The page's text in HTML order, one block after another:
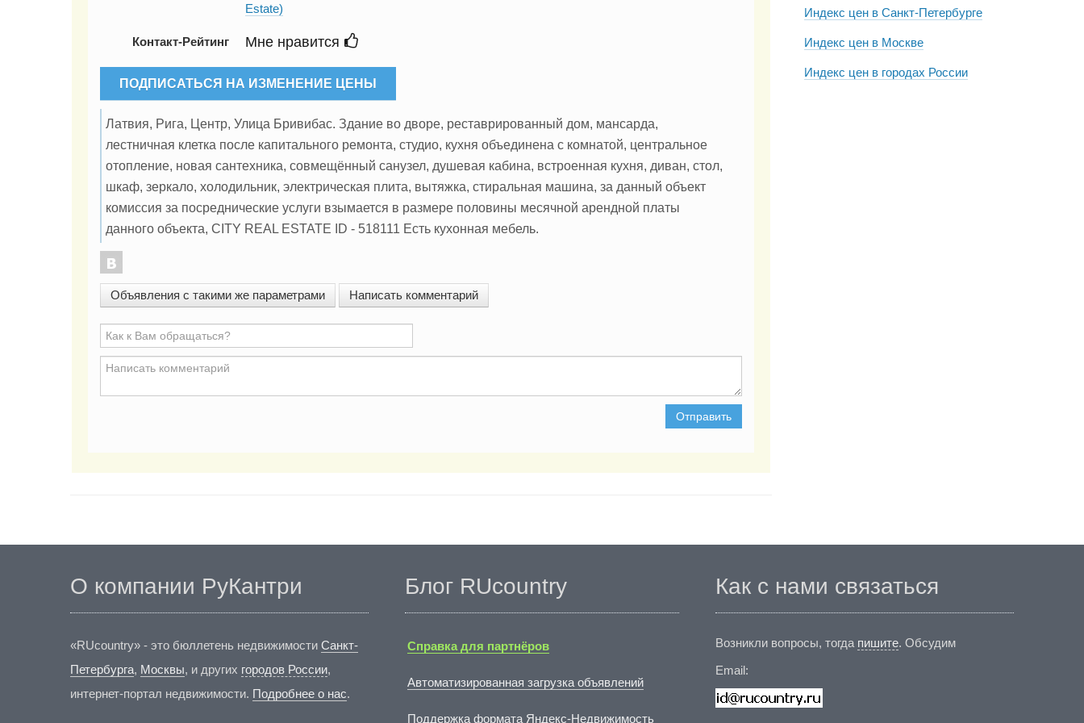
Estate)
Контакт-Рейтинг Мне нравится
ПОДПИСАТЬСЯ НА ИЗМЕНЕНИЕ ЦЕНЫ
Латвия, Рига, Центр, Улица Бривибас. Здание во дворе, реставрированный дом, мансарда,
лестничная клетка после капитального ремонта, студио, кухня объединена с комнатой, центральное
отопление, новая сантехника, совмещённый санузел, душевая кабина, встроенная кухня, диван, стол,
шкаф, зеркало, холодильник, электрическая плита, вытяжка, стиральная машина, за данный объект
комиссия за посреднические услуги взымается в размере половины месячной арендной платы
данного объекта, CITY REAL ESTATE ID - 518111 Есть кухонная мебель.
Объявления с такими же параметрами Написать комментарий
Отправить
Индекс цен в Санкт-Петербурге
Индекс цен в Москве
Индекс цен в городах России
О компании РуКантри
«RUcountry» - это бюллетень недвижимости Санкт-
Петербурга, Москвы, и других городов России,
интернет-портал недвижимости. Подробнее о нас.
Блог RUcountry
Справка для партнёров
Автоматизированная загрузка объявлений
Поддержка формата Яндекс-Недвижимость
Как с нами связаться
Возникли вопросы, тогда пишите. Обсудим
Email: